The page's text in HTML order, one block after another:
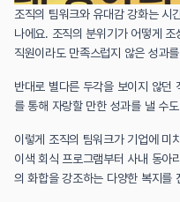
조직의 팀워크와 유대감 강화는 시
나에요. 조직의 분위기가 어떻게
직원이라도 만족스럽지 않은 성과
반대로 별다른 두각을 보이지 않던
를 통해 자랑할 만한 성과를 낼 수
이렇게 조직의 팀워크가 기업에 미
이색 회식 프로그램부터 사내 동아
의 화합을 강조하는 다양한 복지를